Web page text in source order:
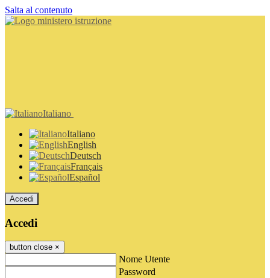
Salta al contenuto
Italiano
Italiano
English
Deutsch
Français
Español
Accedi
Accedi
button close ×
Nome Utente
Password